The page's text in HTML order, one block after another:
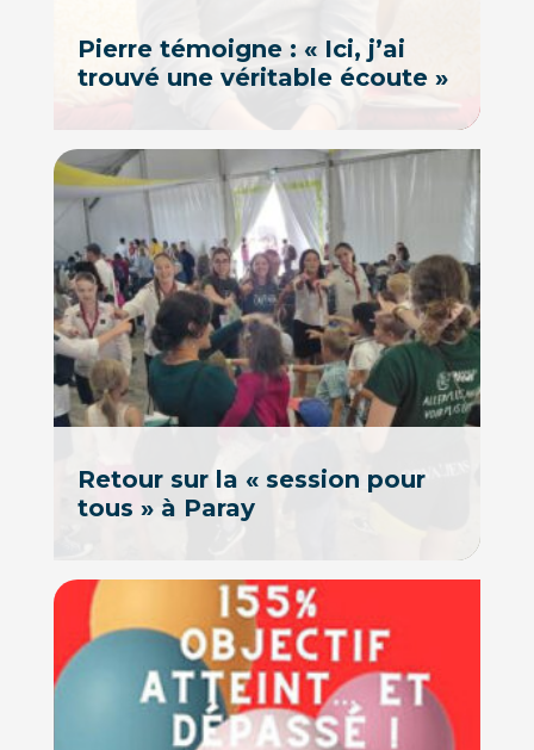
Pierre témoigne : « Ici, j’ai
trouvé une véritable écoute »
Retour sur la « session pour
tous » à Paray